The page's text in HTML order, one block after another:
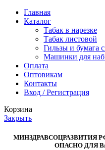
Главная
Каталог
Табак в нарезке
Табак листовой
Гильзы и бумага
Машинки для
Оплата
Оптовикам
Контакты
Вход / Регистрация
Корзина
Закрыть
МИНЗДРАВСОЦРАЗВИТИЯ
ОПАСНО ДЛЯ